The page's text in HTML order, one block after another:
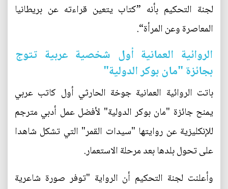
لجنة التحكيم بأنه ”كتاب يتعين قراءته عن بريطانيا
المعاصرة وعن المرأة“.
الروائية العمانية أول شخصية عربية تتوج
بجائزة "مان بوكر الدولية"
باتت الروائية العمانية جوخة الحارثي أول كاتب عربي
يمنح جائزة "مان بوكر الدولية" لأفضل عمل أدبي مترجم
للإنكليزية عن روايتها "سيدات القمر" التي تشكل شاهدا
على تحول بلدها بعد مرحلة الاستعمار.
وأعلنت لجنة التحكيم أن الرواية "توفر صورة شاعرية